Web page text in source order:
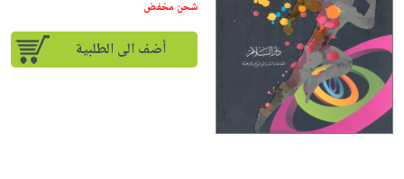
إختياراتنا
كتب
أكاديمية
صندوق
القراءة
iKitab
بلا
حدود
أسئلة
يتكرر
أسئلة
يتكرر
طرحها
تحميل
masmu3
على
المواضيع
الأكثر
مبيعاً
إختياراتنا
وسائل
تعليمية
الصحة
والعناية
الشخصية
جديد
شحن مخفض
أضف الى الطلبية